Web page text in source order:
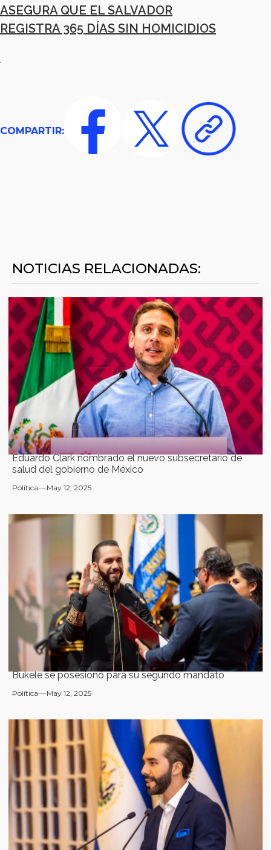
ASEGURA QUE EL SALVADOR
REGISTRA 365 DÍAS SIN HOMICIDIOS
.
COMPARTIR:
NOTICIAS RELACIONADAS:
Eduardo Clark nombrado el nuevo subsecretario de
salud del gobierno de México
Política May 12, 2025
Bukele se posesionó para su segundo mandato
Política May 12, 2025